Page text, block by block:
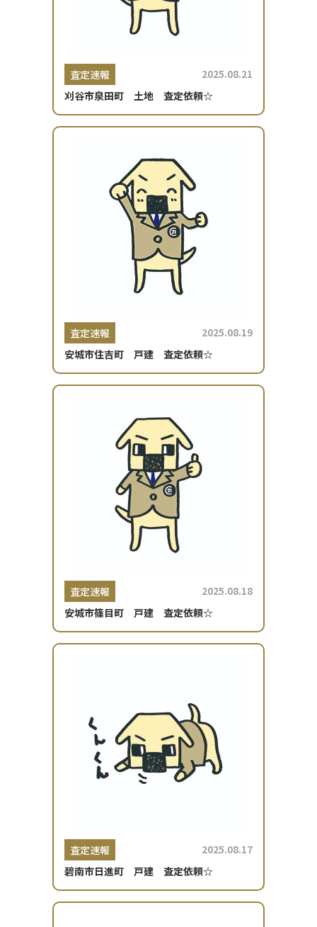
査定速報
2025.08.21
刈谷市泉田町 土地 査定依頼☆
査定速報
2025.08.19
安城市住吉町 戸建 査定依頼☆
査定速報
2025.08.18
安城市篠目町 戸建 査定依頼☆
査定速報
2025.08.17
碧南市日進町 戸建 査定依頼☆